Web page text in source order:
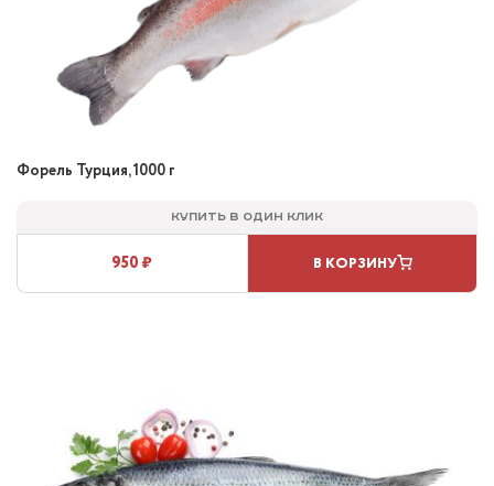
Форель Турция, 1000 г
Купить в один клик
950 ₽ В КОРЗИНУ